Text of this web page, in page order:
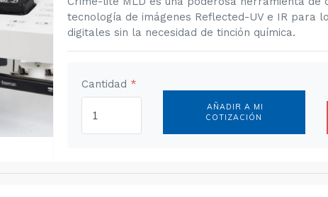
tecnología de imágenes Reflected-UV e IR para
digitales sin la necesidad de tinción química.
Cantidad *
AÑADIR A MI
COTIZACIÓN